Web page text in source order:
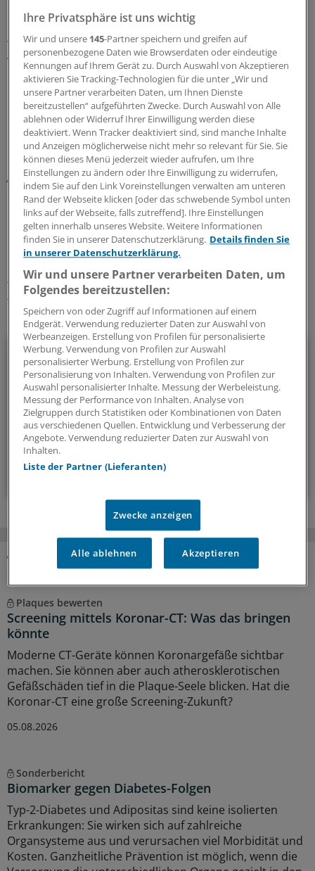
Prozent Angina-pectoris-freien Patienten in der rein
konservativ versus zusätzlich PCI-behandelten Gruppe,
war dieser Anteil gestiegen: nach einem Jahr auf 58
versus 66 Prozent, nach drei Jahren auf 67 versus 72
Prozent und nach fünf Jahren auf 72 versus 74 Prozent.
Beide Gruppen zeigten somit eine deutliche Besserung
bei nur geringfügigen, sich nach fünf Jahren verlierenden
Unterschieden.
* Clinical Outcomes Utilizing Revaskularization and
Aggressive Drug Evaluation
Schlagworte:
KHK / Herzinfarkt Schlaganfall Allgemeinmedizin
Innere Medizin Chirurgie Medizinethik
Ihr Newsletter zum Thema
Kardiologie
Alles, was das Herz begehrt: In diesem Newsletter berichten
wir über neue Entwicklungen in der Kardiologie.
alle 2 Wochen (Mittwoch)
Zum Abonnieren bitte anmelden
MEHR ZUM THEMA
Plaques bewerten
Screening mittels Koronar-CT: Was das bringen
könnte
Moderne CT-Geräte können Koronargefäße sichtbar
machen. Sie können aber auch atherosklerotischen
Gefäßschäden tief in die Plaque-Seele blicken. Hat die
Koronar-CT eine große Screening-Zukunft?
05.08.2026
Sonderbericht
Biomarker gegen Diabetes-Folgen
Typ-2-Diabetes und Adipositas sind keine isolierten
Erkrankungen: Sie wirken sich auf zahlreiche
Organsysteme aus und verursachen viel Morbidität und
Kosten. Ganzheitliche Prävention ist möglich, wenn die
Ihre Privatsphäre ist uns wichtig
Wir und unsere 145-Partner speichern und greifen auf
personenbezogene Daten wie Browserdaten oder eindeutige
Kennungen auf Ihrem Gerät zu. Durch Auswahl von Akzeptieren
aktivieren Sie Tracking-Technologien für die unter „Wir und
unsere Partner verarbeiten Daten, um Ihnen Dienste
bereitzustellen“ aufgeführten Zwecke. Durch Auswahl von Alle
ablehnen oder Widerruf Ihrer Einwilligung werden diese
deaktiviert. Wenn Tracker deaktiviert sind, sind manche Inhalte
und Anzeigen möglicherweise nicht mehr so relevant für Sie. Sie
können dieses Menü jederzeit wieder aufrufen, um Ihre
Einstellungen zu ändern oder Ihre Einwilligung zu widerrufen,
indem Sie auf den Link Voreinstellungen verwalten am unteren
Rand der Webseite klicken [oder das schwebende Symbol unten
links auf der Webseite, falls zutreffend]. Ihre Einstellungen
gelten innerhalb unseres Website. Weitere Informationen
finden Sie in unserer Datenschutzerklärung. Details finden Sie
in unserer Datenschutzerklärung.
Wir und unsere Partner verarbeiten Daten, um
Folgendes bereitzustellen:
Speichern von oder Zugriff auf Informationen auf einem
Endgerät. Verwendung reduzierter Daten zur Auswahl von
Werbeanzeigen. Erstellung von Profilen für personalisierte
Werbung. Verwendung von Profilen zur Auswahl
personalisierter Werbung. Erstellung von Profilen zur
Personalisierung von Inhalten. Verwendung von Profilen zur
Auswahl personalisierter Inhalte. Messung der Werbeleistung.
Messung der Performance von Inhalten. Analyse von
Zielgruppen durch Statistiken oder Kombinationen von Daten
aus verschiedenen Quellen. Entwicklung und Verbesserung der
Angebote. Verwendung reduzierter Daten zur Auswahl von
Inhalten.
Liste der Partner (Lieferanten)
Zwecke anzeigen
Alle ablehnen Akzeptieren